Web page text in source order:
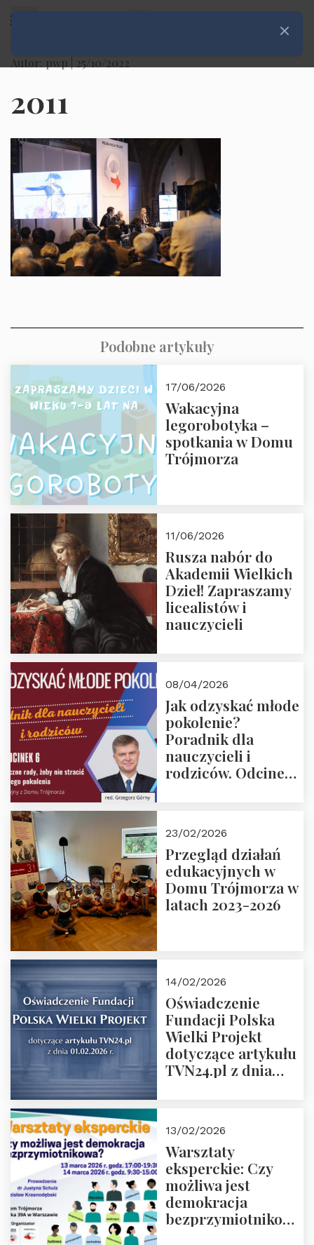
Autor: pwp | 25/10/2022
2011
Podobne artykuły
17/06/2026
Wakacyjna
legorobotyka –
spotkania w Domu
Trójmorza
11/06/2026
Rusza nabór do
Akademii Wielkich
Dzieł! Zapraszamy
licealistów i
nauczycieli
08/04/2026
Jak odzyskać młode
pokolenie?
Poradnik dla
nauczycieli i
rodziców. Odcinek
Rozmawiają red.
Grzegorz Górny i
prof. Michał
Łuczewski
23/02/2026
Przegląd działań
edukacyjnych w
Domu Trójmorza w
latach 2023-2026
14/02/2026
Oświadczenie
Fundacji Polska
Wielki Projekt
dotyczące artykułu
TVN24.pl z dnia
13/02/2026
Warsztaty
eksperckie: Czy
możliwa jest
demokracja
bezprzymiotnikowa?
Zamknij